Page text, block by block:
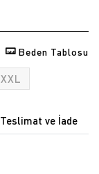
Beden Tablosu
XXL
Teslimat ve İade